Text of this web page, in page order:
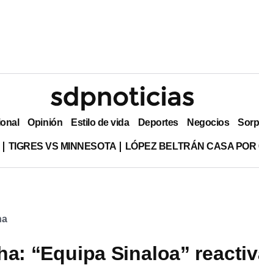
Opinión Estilo de vida Deportes Negocios
TIGRES VS MINNESOTA LÓPEZ BELTRÁN CASA POR
“Equipa Sinaloa”